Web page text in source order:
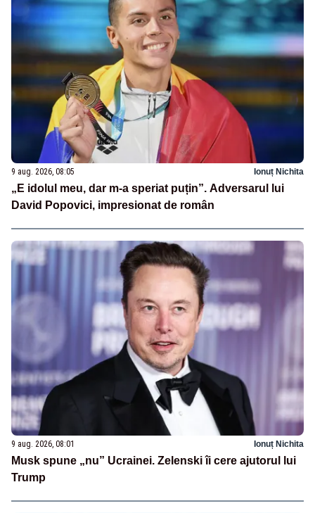
9 aug. 2026, 08:05 Ionuț Nichita
„E idolul meu, dar m-a speriat puțin”. Adversarul lui
David Popovici, impresionat de român
9 aug. 2026, 08:01 Ionuț Nichita
Musk spune „nu” Ucrainei. Zelenski îi cere ajutorul lui
Trump